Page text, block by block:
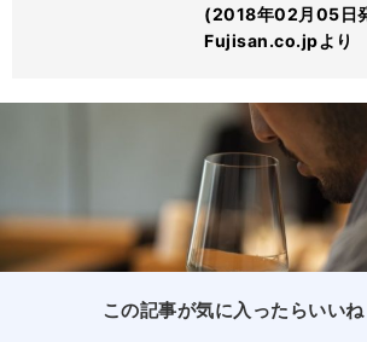
(2018年02月05日
Fujisan.co.jpより
この記事が気に入ったらいいね